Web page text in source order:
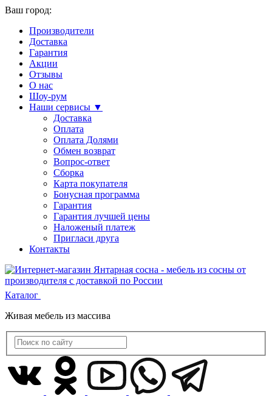
Ваш город:
Производители
Доставка
Гарантия
Акции
Отзывы
О нас
Шоу-рум
Наши сервисы ▼
Доставка
Оплата
Оплата Долями
Обмен возврат
Вопрос-ответ
Сборка
Карта покупателя
Бонусная программа
Гарантия
Гарантия лучшей цены
Наложеный платеж
Пригласи друга
Контакты
Каталог
Живая мебель из массива